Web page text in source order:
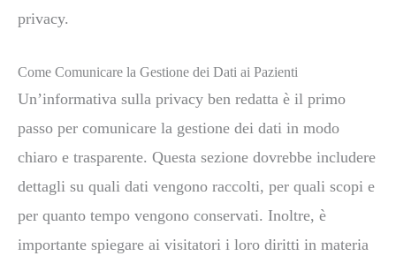
privacy.
Come Comunicare la Gestione dei Dati ai Pazienti
Un’informativa sulla privacy ben redatta è il primo
passo per comunicare la gestione dei dati in modo
chiaro e trasparente. Questa sezione dovrebbe includere
dettagli su quali dati vengono raccolti, per quali scopi e
per quanto tempo vengono conservati. Inoltre, è
importante spiegare ai visitatori i loro diritti in materia